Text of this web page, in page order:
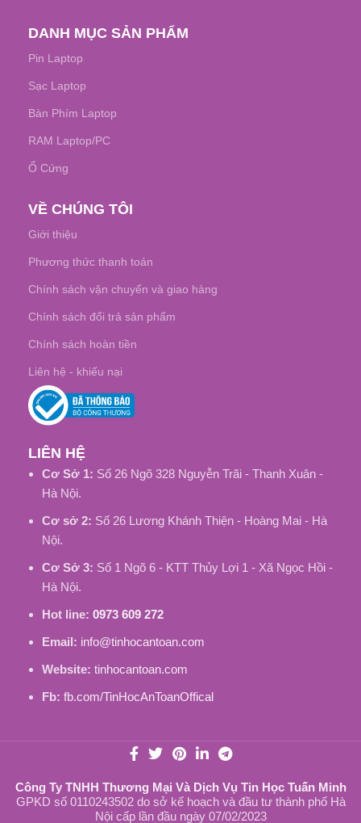
DANH MỤC SẢN PHẨM
Pin Laptop
Sạc Laptop
Bàn Phím Laptop
RAM Laptop/PC
Ổ Cứng
VỀ CHÚNG TÔI
Giới thiệu
Phương thức thanh toán
Chính sách vận chuyển và giao hàng
Chính sách đổi trả sản phẩm
Chính sách hoàn tiền
Liên hệ - khiếu nại
LIÊN HỆ
Cơ Sở 1: Số 26 Ngõ 328 Nguyễn Trãi - Thanh Xuân -
Hà Nội.
Cơ sở 2: Số 26 Lương Khánh Thiện - Hoàng Mai - Hà
Nội.
Cơ Sở 3: Số 1 Ngõ 6 - KTT Thủy Lợi 1 - Xã Ngọc Hồi -
Hà Nội.
Hot line: 0973 609 272
Email: info@tinhocantoan.com
Website: tinhocantoan.com
Fb: fb.com/TinHocAnToanOffical
Công Ty TNHH Thương Mại Và Dịch Vụ Tin Học Tuấn Minh
GPKD số 0110243502 do sở kế hoạch và đầu tư thành phố Hà
Nội cấp lần đầu ngày 07/02/2023